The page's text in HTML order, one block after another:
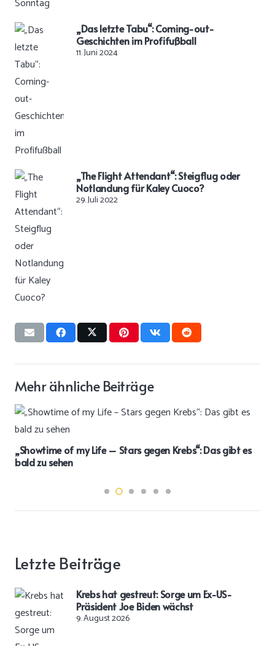
„Das letzte Tabu“: Coming-out-
Geschichten im Profifußball
11. Juni 2024
„The Flight Attendant“: Steigflug oder
Notlandung für Kaley Cuoco?
29. Juli 2022
Mehr ähnliche Beiträge
„Showtime of my Life – Stars gegen Krebs“: Das gibt es
bald zu sehen
Letzte Beiträge
Krebs hat gestreut: Sorge um Ex-US-
Präsident Joe Biden wächst
9. August 2026